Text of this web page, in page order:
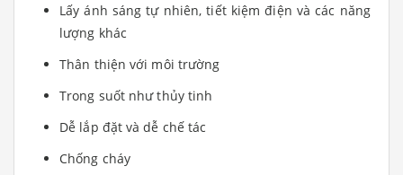
Lấy ánh sáng tự nhiên, tiết kiệm điện và các năng
lượng khác
Thân thiện với môi trường
Trong suốt như thủy tinh
Dễ lắp đặt và dễ chế tác
Chống cháy